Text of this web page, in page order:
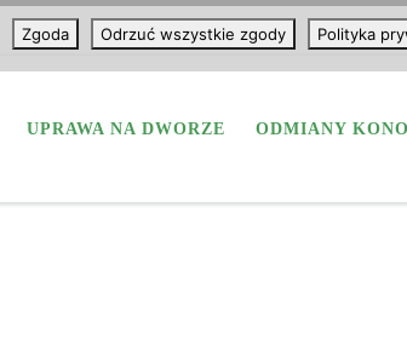
UPRAWA NA DWORZE ODMIANY
Zgoda Odrzuć wszystkie zgody Polityka